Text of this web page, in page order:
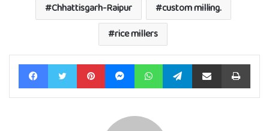
Chhattisgarh-Raipur
custom milling.
rice millers
FacebookTwitter PinterestMessengerWhatsAppTelegramShare via Email Print